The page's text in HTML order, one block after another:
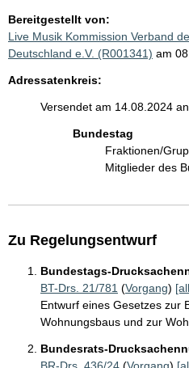
Bereitgestellt von:
Live Musik Kommission Verband
Deutschland e.V. (R001341) am
Adressatenkreis:
Versendet am 14.08.2024
Bundestag
Fraktionen/
Mitglieder des
Zu Regelungsentwurf
Bundestags-
BT-Drs. 21/781 (Vorgang)
Entwurf eines Gesetzes zur
Wohnungsbaus und zur
Bundesrats-